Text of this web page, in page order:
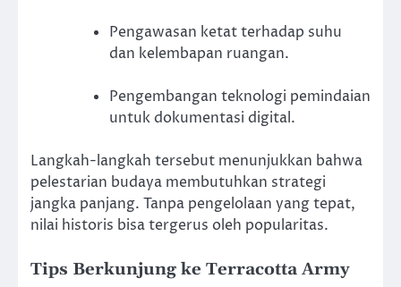
Pengawasan ketat terhadap suhu
dan kelembapan ruangan.
Pengembangan teknologi pemindaian
untuk dokumentasi digital.
Langkah-langkah tersebut menunjukkan bahwa
pelestarian budaya membutuhkan strategi
jangka panjang. Tanpa pengelolaan yang tepat,
nilai historis bisa tergerus oleh popularitas.
Tips Berkunjung ke Terracotta Army